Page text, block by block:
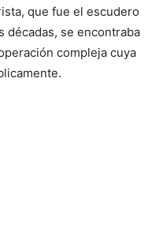
que fue el escudero
décadas, se encontraba
compleja cuya